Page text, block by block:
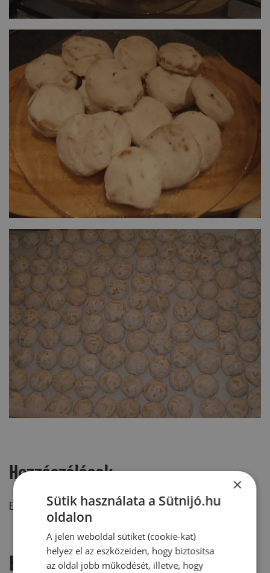
Hozzászólások
Ehhez a recepthez még nem érkezett hozzászólás.
Hozzászólás írása
×
Sütik használata a Sütnijó.hu
oldalon
A jelen weboldal sütiket (cookie-kat)
helyez el az eszközeiden, hogy biztosítsa
az oldal jobb működését, illetve, hogy